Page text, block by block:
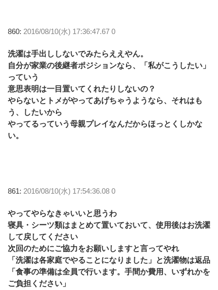
860: 2016/08/10(水) 17:36:47.67 0
洗濯は手出ししないでみたらええやん。
自分が家業の後継者ポジションなら、「私がこうしたい」
っていう
意思表明は一目置いてくれたりしないの？
やらないとトメがやってあげちゃうようなら、それはも
う、したいから
やってるっていう母親プレイなんだからほっとくしかな
い。
861: 2016/08/10(水) 17:54:36.08 0
やってやらなきゃいいと思うわ
寝具・シーツ類はまとめて置いておいて、使用後はお洗濯
して戻してください
次回のためにご協力をお願いしますと言ってやれ
「洗濯は各家庭でやることになりました」と洗濯物は返品
「食事の準備は全員で行います。手間か費用、いずれかを
ご負担ください」